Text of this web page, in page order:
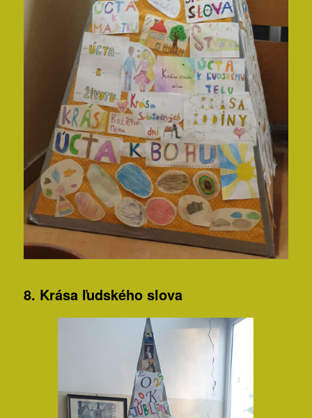
8. Krása ľudského slova